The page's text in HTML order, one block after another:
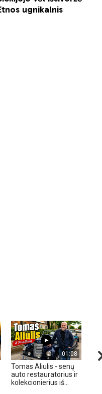
01:08
Tomas Aliulis - senų
auto restauratorius ir
kolekcionierius iš...